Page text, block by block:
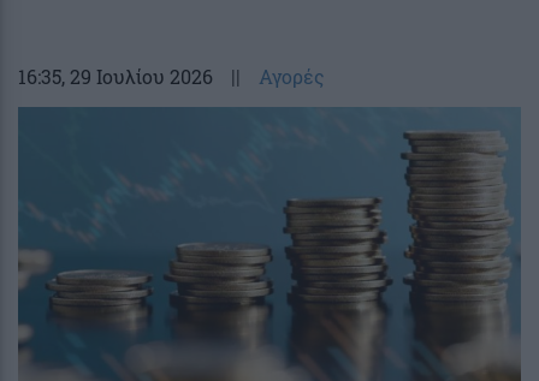
16:35, 29 Ιουλίου 2026 || Αγορές